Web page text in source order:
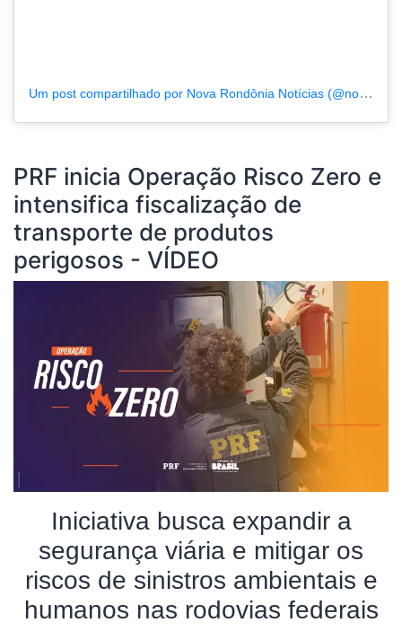
Um post compartilhado por Nova Rondônia Notícias (@novarondonia)
PRF inicia Operação Risco Zero e
intensifica fiscalização de
transporte de produtos
perigosos - VÍDEO
Iniciativa busca expandir a
segurança viária e mitigar os
riscos de sinistros ambientais e
humanos nas rodovias federais